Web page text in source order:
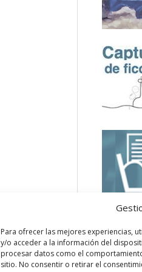
Para ofrecer las mejores experiencias,
y/o acceder a la información del
procesar datos como el
sitio. No consentir o retirar el